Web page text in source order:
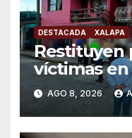
DESTACADA XALAPA
Restituyen
víctimas en
AGO 8, 2026